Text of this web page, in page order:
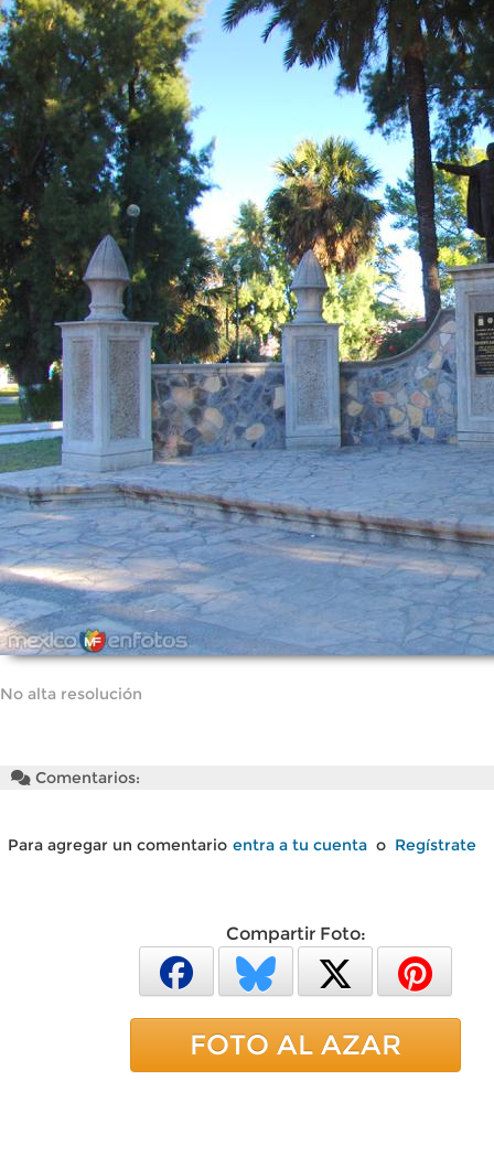
No alta resolución
Comentarios:
Para agregar un comentario entra a tu cuenta o Regístrate
Compartir Foto:
FOTO AL AZAR